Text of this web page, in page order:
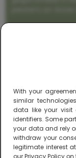
With your
similar
data like your visit
identifiers. Some
your data and rely
withdraw your
legitimate interest
our Privacy Policy